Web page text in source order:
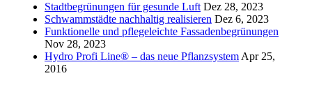
Stadtbegrünungen für gesunde Luft Dez 28, 2023
Schwammstädte nachhaltig realisieren Dez 6, 2023
Funktionelle und pflegeleichte Fassadenbegrünungen
Nov 28, 2023
Hydro Profi Line® – das neue Pflanzsystem Apr 25,
2016